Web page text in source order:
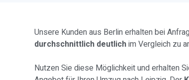
Unsere Kunden aus Berlin erhalten bei
durchschnittlich deutlichim Vergleich zu
Nutzen Sie diese Möglichkeit und erhalten